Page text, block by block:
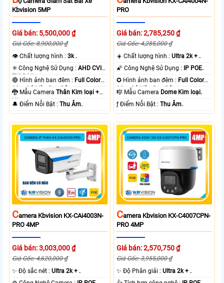
Kbvision 5MP
Giá bán: 5,500,000 ₫
Giá Gốc: 8,900,000 ₫
👁 Chất lượng hình :3k .
✳️ Công Nghệ Sử Dụng :AHD CVI
TVI BCS.
🔴 Hình ảnh ban đêm : Full Color
80m Có Màu Ban Ðêm.
🐉️ Mẫu CameraThân Kim loại +
Nhựa.
️🔔 Điểm Nỗi Bật :Thu Âm.
PRO
Giá bán: 2,785,250 ₫
Giá Gốc: 4,285,000 ₫
☀️ Chất lượng hình :Ultra 2k + .
🌠 Công Nghệ Sử Dụng :
IP POE.
✪ Hình ảnh ban đêm : Full Color
30m Có Màu Ban Ðêm.
🎼️ Mẫu Camera Dome Kim loại.
️ƒ Điểm Nỗi Bật :Thu Âm.
CAmera Kbvision KX-CAi4003N-
PRO 4MP
Giá bán: 3,003,000 ₫
Giá Gốc: 4,620,000 ₫
✨ Độ sắc nét :Ultra 2k + .
CAmera Kbvision KX-C4007CPN-
PRO 4MP
Giá bán: 2,570,750 ₫
Giá Gốc: 3,955,000 ₫
✨ Độ Phân giải :Ultra 2k + .